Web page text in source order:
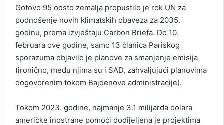
Gotovo 95 odsto zemalja propustilo je rok UN za
podnošenje novih klimatskih obaveza za 2035.
godinu, prema izvještaju Carbon Briefa. Do 10.
februara ove godine, samo 13 članica Pariskog
sporazuma objavilo je planove za smanjenje emisija
(ironično, među njima su i SAD, zahvaljujući planovima
dogovorenim tokom Bajdenove administracije).
Tokom 2023. godine, najmanje 3.1 milijarda dolara
američke inostrane pomoći dodijeljena je projektima